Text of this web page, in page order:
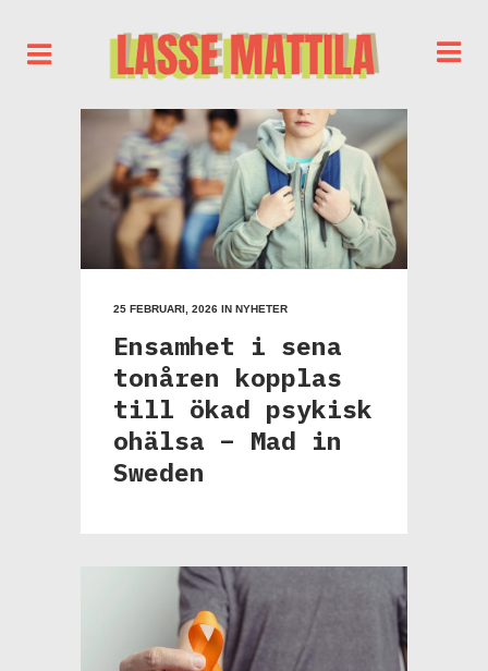
25 FEBRUARI, 2026 IN NYHETER
Ensamhet i sena
tonåren kopplas
till ökad psykisk
ohälsa – Mad in
Sweden